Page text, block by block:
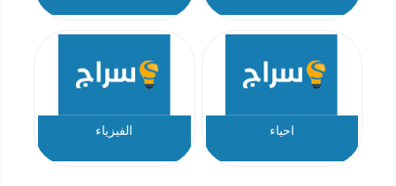
احياء الفيزياء